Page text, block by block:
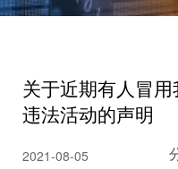
关于近期有人冒
违法活动的声明
2021-08-05